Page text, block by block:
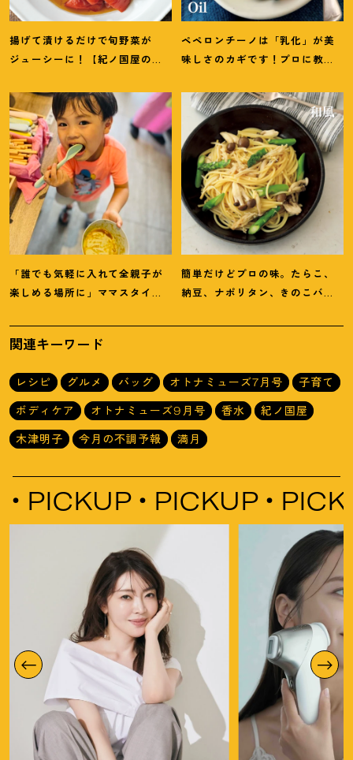
揚げて漬けるだけで旬野菜が
ジューシーに ！
【紀ノ国屋のつ
シピ
ペペロンチーノは「乳化」が美
味しさのカギです ！ プロに教わ
「誰でも気軽に入れて全親子が
楽しめる場所に」ママスタイリ
堂】
簡単だけどプロの味。たらこ、
納豆、ナポリタン、きのこバ
敗なしレシピ4品
関連キーワード
レシピ グルメ バッグ オトナミューズ7月号
子育て
ボディケア
オトナミューズ9月号 香水
紀ノ国屋
木津明子
今月の不調予報 満月
PICKUP PICKUP